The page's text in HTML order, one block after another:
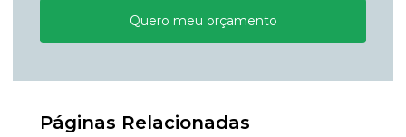
Quero meu orçamento
Páginas Relacionadas